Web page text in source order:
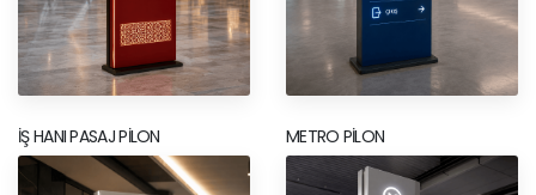
İŞ HANI PASAJ PILON METRO PILON